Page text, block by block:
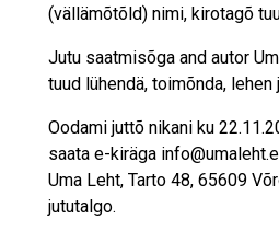
(vällämõtõld) nimi, kirotagõ
Jutu saatmisõga and autor
tuud lühendä, toimõnda, lehen
Oodami juttõ nikani ku
saata e-kiräga
Uma Leht, Tarto 48, 65609
jututalgo.